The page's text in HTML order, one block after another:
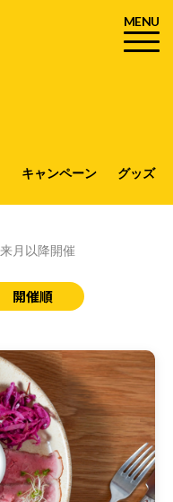
MENU
キャンペーン グッズ
来月以降開催
開催順